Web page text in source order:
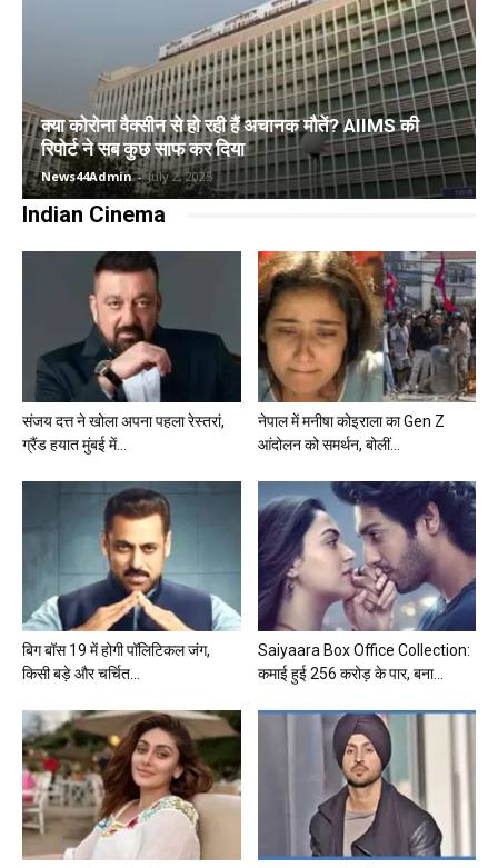
क्या कोरोना वैक्सीन से हो रही हैं अचानक मौतें? AIIMS की
रिपोर्ट ने सब कुछ साफ कर दिया
News44Admin - July 2, 2025
Indian Cinema
संजय दत्त ने खोला अपना पहला रेस्तरां,
ग्रैंड हयात मुंबई में...
नेपाल में मनीषा कोइराला का Gen Z
आंदोलन को समर्थन, बोलीं...
बिग बॉस 19 में होगी पॉलिटिकल जंग,
किसी बड़े और चर्चित...
Saiyaara Box Office Collection:
कमाई हुई 256 करोड़ के पार, बना...